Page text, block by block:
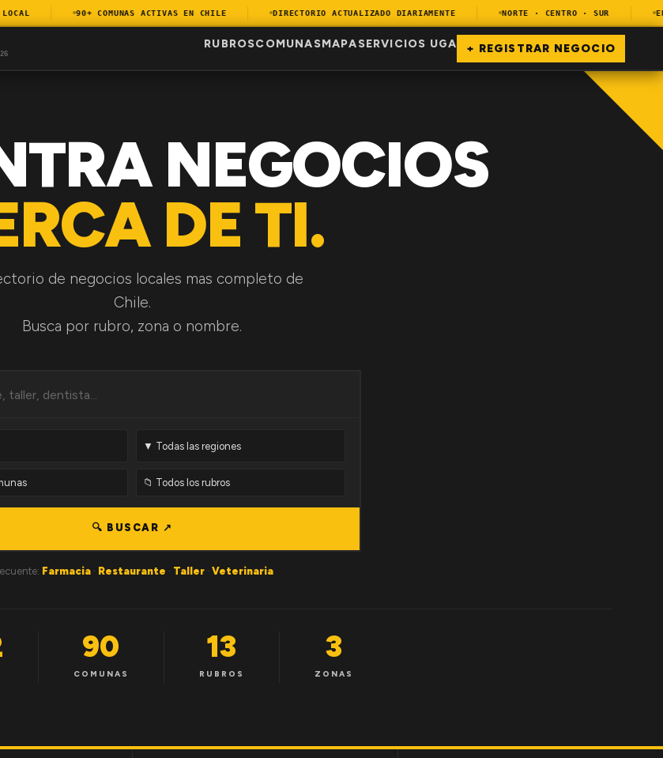
90+ COMUNAS ACTIVAS EN CHILE DIRECTORIO ACTUALIZADO DIARIAMENTE NORTE · CENTRO · SUR
RUBROSCOMUNASMAPASERVICIOS UGA + REGISTRAR NEGOCIO
NEGOCIOS
DE TI.
de negocios locales mas completo de
Chile.
Busca por rubro, zona o nombre.
🔍 BUSCAR ↗
Farmacia · Restaurante · Taller · Veterinaria
90
COMUNAS
13
RUBROS
3
ZONAS